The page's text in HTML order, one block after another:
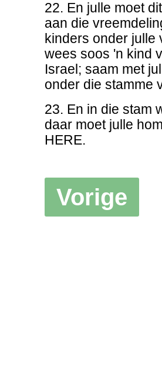
22. En julle moet
aan die
kinders onder julle
wees soos 'n kind
Israel; saam met
onder die stamme
23. En in die stam
daar moet julle
HERE.
Vorige